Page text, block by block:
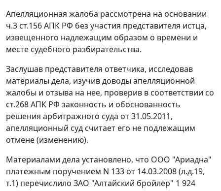
Апелляционная жалоба рассмотрена на основании
ч.3 ст.156АПК РФ без участия представителя истца,
извещенного надлежащим образом о времени и
месте судебного разбирательства.
Заслушав представителя ответчика, исследовав
материалы дела, изучив доводы апелляционной
жалобы и отзыва на нее, проверив в соответствии со
ст.268АПК РФ законность и обоснованность
решения арбитражного суда от 31.05.2011,
апелляционный суд считает его не подлежащим
отмене (изменению).
Материалами дела установлено, что ООО "Ариадна"
платежным поручением N 133 от 14.03.2008 (л.д.19,
т.1) перечислило ЗАО "Алтайский бройлер" 1 924